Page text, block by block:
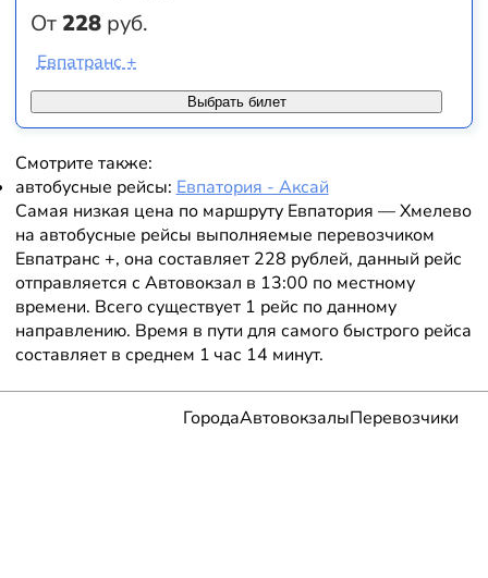
От228 руб.
Выбрать билет
Евпатранс +
Смотрите также:
автобусные рейсы:Евпатория - Аксай
Самая низкая цена по маршруту Евпатория — Хмелево
на автобусные рейсы выполняемые перевозчиком
Евпатранс +, она составляет 228 рублей, данный рейс
отправляется с Автовокзал в 13:00 по местному
времени. Всего существует 1 рейс по данному
направлению. Время в пути для самого быстрого рейса
составляет в среднем 1 час 14 минут.
ГородаАвтовокзалыПеревозчики